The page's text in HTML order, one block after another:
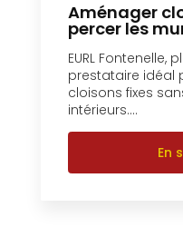
Aménager
percer les
EURL Fontenelle,
prestataire idéal
cloisons fixes
intérieurs....
En